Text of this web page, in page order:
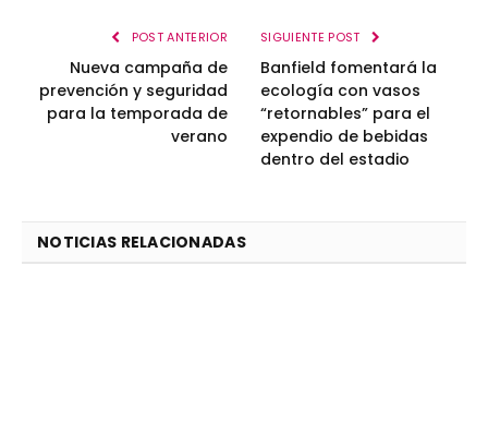
POST ANTERIOR
Nueva campaña de
prevención y seguridad
para la temporada de
verano
SIGUIENTE POST
Banfield fomentará la
ecología con vasos
“retornables” para el
expendio de bebidas
dentro del estadio
NOTICIAS RELACIONADAS